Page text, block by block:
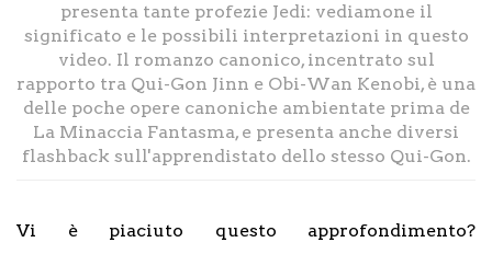
presenta tante profezie Jedi: vediamone il
significato e le possibili interpretazioni in questo
video. Il romanzo canonico, incentrato sul
rapporto tra Qui-Gon Jinn e Obi-Wan Kenobi, è una
delle poche opere canoniche ambientate prima de
La Minaccia Fantasma, e presenta anche diversi
flashback sull'apprendistato dello stesso Qui-Gon.
Vi è piaciuto questo approfondimento?